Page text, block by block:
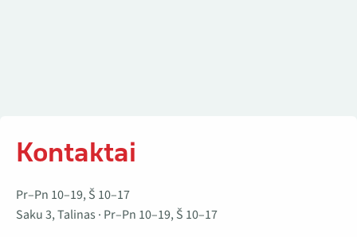
Kontaktai
Pr–Pn 10–19, Š 10–17
Saku 3, Talinas · Pr–Pn 10–19, Š 10–17